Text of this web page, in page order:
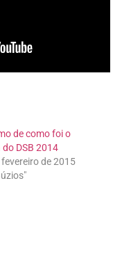
de como foi o
DSB 2014
de 2015